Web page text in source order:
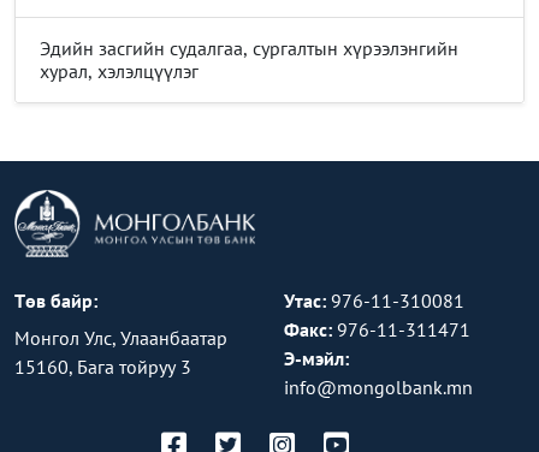
Эдийн засгийн судалгаа, сургалтын хүрээлэнгийн
хурал, хэлэлцүүлэг
Төв байр:
Монгол Улс, Улаанбаатар
15160, Бага тойруу 3
Утас: 976-11-310081
Факс: 976-11-311471
Э-мэйл:
info@mongolbank.mn